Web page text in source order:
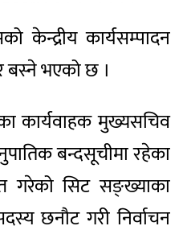
केन्द्रीय कार्यसम्पादन
भएको छ ।
कार्यवाहक मुख्यसचिव
बन्दसूचीमा रहेका
गरेको सिट सङ्ख्याका
छनौट गरी निर्वाचन